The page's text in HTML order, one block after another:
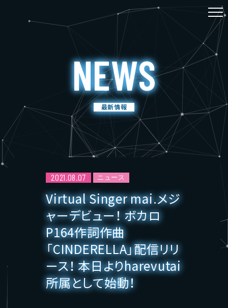
TOP
NEWS
MOVIE
ACCESS
ABOUT
CONTACT
NEWS
最新情報
2021.08.07 ニュース
Virtual Singer mai.メジ
ャーデビュー！ ボカロ
P164作詞作曲
「CINDERELLA」配信リリ
ース！ 本日よりharevutai
所属として始動！